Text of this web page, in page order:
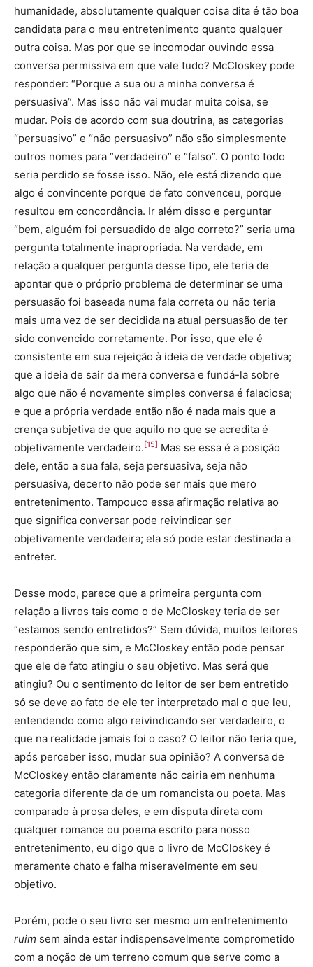
humanidade, absolutamente qualquer coisa dita é tão boa
candidata para o meu entretenimento quanto qualquer
outra coisa. Mas por que se incomodar ouvindo essa
conversa permissiva em que vale tudo? McCloskey pode
responder: “Porque a sua ou a minha conversa é
persuasiva”. Mas isso não vai mudar muita coisa, se
mudar. Pois de acordo com sua doutrina, as categorias
“persuasivo” e “não persuasivo” não são simplesmente
outros nomes para “verdadeiro” e “falso”. O ponto todo
seria perdido se fosse isso. Não, ele está dizendo que
algo é convincente porque de fato convenceu, porque
resultou em concordância. Ir além disso e perguntar
“bem, alguém foi persuadido de algo correto?” seria uma
pergunta totalmente inapropriada. Na verdade, em
relação a qualquer pergunta desse tipo, ele teria de
apontar que o próprio problema de determinar se uma
persuasão foi baseada numa fala correta ou não teria
mais uma vez de ser decidida na atual persuasão de ter
sido convencido corretamente. Por isso, que ele é
consistente em sua rejeição à ideia de verdade objetiva;
que a ideia de sair da mera conversa e fundá-la sobre
algo que não é novamente simples conversa é falaciosa;
e que a própria verdade então não é nada mais que a
crença subjetiva de que aquilo no que se acredita é
objetivamente verdadeiro. [15] Mas se essa é a posição
dele, então a sua fala, seja persuasiva, seja não
persuasiva, decerto não pode ser mais que mero
entretenimento. Tampouco essa afirmação relativa ao
que significa conversar pode reivindicar ser
objetivamente verdadeira; ela só pode estar destinada a
entreter.
Desse modo, parece que a primeira pergunta com
relação a livros tais como o de McCloskey teria de ser
“estamos sendo entretidos?” Sem dúvida, muitos leitores
responderão que sim, e McCloskey então pode pensar
que ele de fato atingiu o seu objetivo. Mas será que
atingiu? Ou o sentimento do leitor de ser bem entretido
só se deve ao fato de ele ter interpretado mal o que leu,
entendendo como algo reivindicando ser verdadeiro, o
que na realidade jamais foi o caso? O leitor não teria que,
após perceber isso, mudar sua opinião? A conversa de
McCloskey então claramente não cairia em nenhuma
categoria diferente da de um romancista ou poeta. Mas
comparado à prosa deles, e em disputa direta com
qualquer romance ou poema escrito para nosso
entretenimento, eu digo que o livro de McCloskey é
meramente chato e falha miseravelmente em seu
objetivo.
Porém, pode o seu livro ser mesmo um entretenimento
ruim sem ainda estar indispensavelmente comprometido
com a noção de um terreno comum que serve como a